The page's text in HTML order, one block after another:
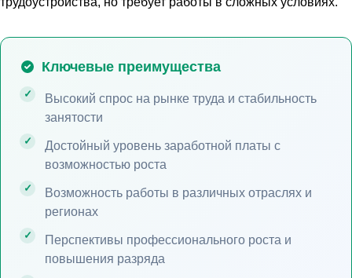
Ключевые преимущества
Высокий спрос на рынке труда и стабильность
занятости
Достойный уровень заработной платы с
возможностью роста
Возможность работы в различных отраслях и
регионах
Перспективы профессионального роста и
повышения разряда